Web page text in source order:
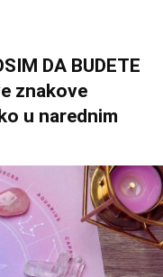
DA BUDETE
znakove
u narednim